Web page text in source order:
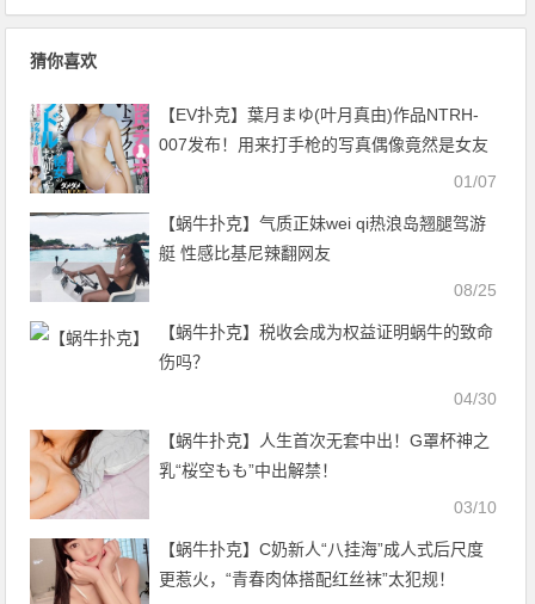
猜你喜欢
【EV扑克】葉月まゆ(叶月真由)作品NTRH-
007发布！用来打手枪的写真偶像竟然是女友
姐姐！？穿火辣比基尼的模样让人大爆走01/07
【蜗牛扑克】气质正妹wei qi热浪岛翘腿驾游
艇 性感比基尼辣翻网友
08/25
【蜗牛扑克】税收会成为权益证明蜗牛的致命
伤吗？
04/30
【蜗牛扑克】人生首次无套中出！G罩杯神之
乳“桜空もも”中出解禁！
03/10
【蜗牛扑克】C奶新人“八挂海”成人式后尺度
更惹火，“青春肉体搭配红丝袜”太犯规！